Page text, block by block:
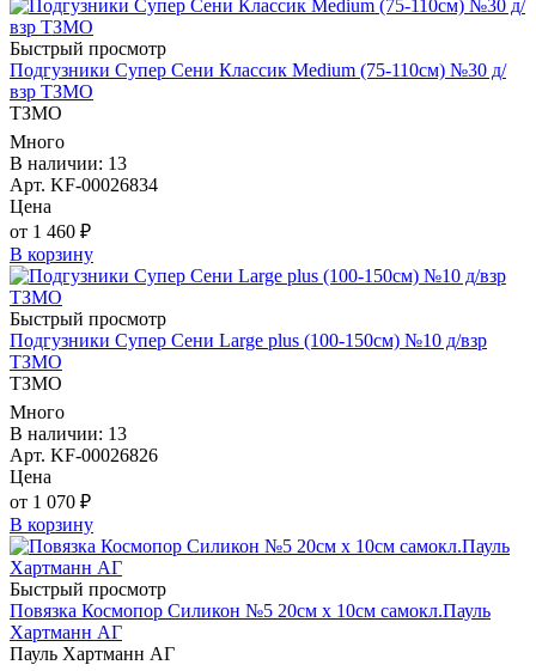
Быстрый просмотр
Подгузники Супер Сени Классик Medium (75-110см) №30 д/
взр ТЗМО
ТЗМО
Много
В наличии: 13
Арт. KF-00026834
Цена
от 1 460 ₽
В корзину
Быстрый просмотр
Подгузники Супер Сени Large plus (100-150см) №10 д/взр
ТЗМО
ТЗМО
Много
В наличии: 13
Арт. KF-00026826
Цена
от 1 070 ₽
В корзину
Быстрый просмотр
Повязка Космопор Силикон №5 20см х 10см самокл.Пауль
Хартманн AГ
Пауль Хартманн AГ